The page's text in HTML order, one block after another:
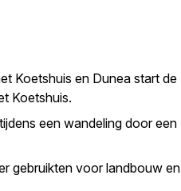
Koetshuis en Dunea start de
Koetshuis.
een wandeling door een
gebruikten voor landbouw en